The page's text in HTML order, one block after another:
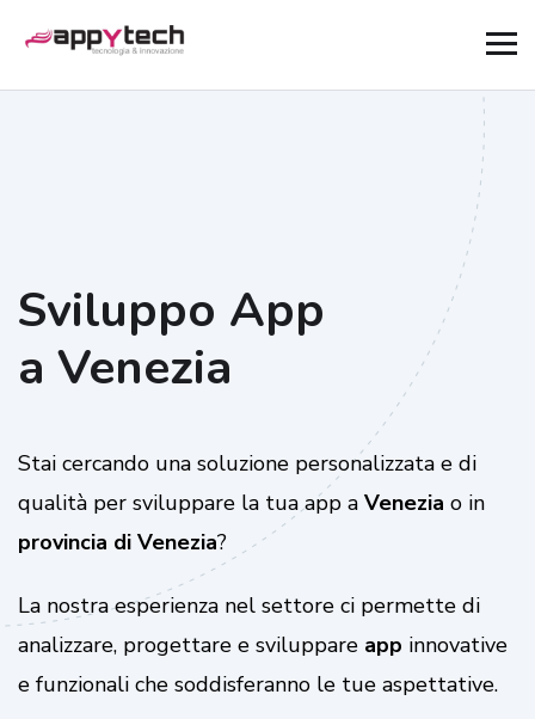
Sviluppo App
a Venezia
Stai cercando una soluzione personalizzata e di
qualità per sviluppare la tua app a Venezia o in
provincia di Venezia?
La nostra esperienza nel settore ci permette di
analizzare, progettare e sviluppare app innovative
e funzionali che soddisferanno le tue aspettative.